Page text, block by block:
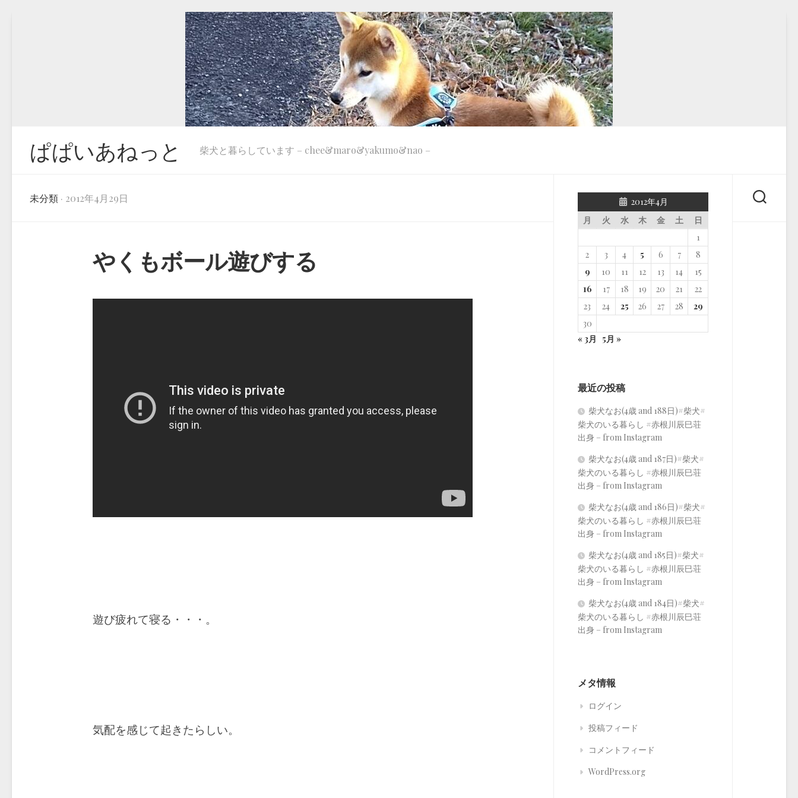
ぱぱいあねっと 柴犬と暮らしています – chee&maro&yakumo&nao –
未分類 · 2012年4月29日
やくもボール遊びする
遊び疲れて寝る・・・。
気配を感じて起きたらしい。
2012年4月
月
火 水 木 金 土
日
1
2
3 4 5 6 7
8
9
10 11 12 13 14
15
16
17 18 19 20 21
22
23
24 25 26 27 28
29
30
« 3月
5月 »
最近の投稿
柴犬なお(4歳 and 188日)#柴犬#
柴犬のいる暮らし #赤根川辰巳荘
出身 – from Instagram
柴犬なお(4歳 and 187日)#柴犬#
柴犬のいる暮らし #赤根川辰巳荘
出身 – from Instagram
柴犬なお(4歳 and 186日)#柴犬#
柴犬のいる暮らし #赤根川辰巳荘
出身 – from Instagram
柴犬なお(4歳 and 185日)#柴犬#
柴犬のいる暮らし #赤根川辰巳荘
出身 – from Instagram
柴犬なお(4歳 and 184日)#柴犬#
柴犬のいる暮らし #赤根川辰巳荘
出身 – from Instagram
メタ情報
ログイン
投稿フィード
コメントフィード
WordPress.org